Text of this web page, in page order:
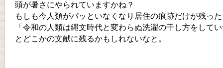
頭が暑さにやられていますかね？
もしも今人類がパッといなくなり居住の痕跡だけが残っ
「令和の人類は縄文時代と変わらぬ洗濯の干し方をして
とどこかの文献に残るかもしれないなと。